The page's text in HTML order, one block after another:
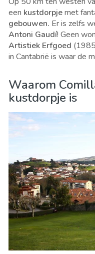
een kustdorpjemet
gebouwen. Er is zelfs
Antoni Gaudí! Geen
Artistiek Erfgoed
in Cantabrië is waar de
Waarom
kustdorpje is